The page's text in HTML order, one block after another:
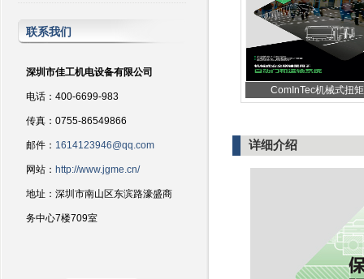
联系我们
深圳市佳工机电设备有限公司
电话：400-6699-983
传真：0755-86549866
邮件： 1614123946@qq.com
网站： http://www.jgme.cn/
地址：深圳市南山区东滨路濠盛商
务中心7楼709室
ComInTec机械式扭矩
详细介绍